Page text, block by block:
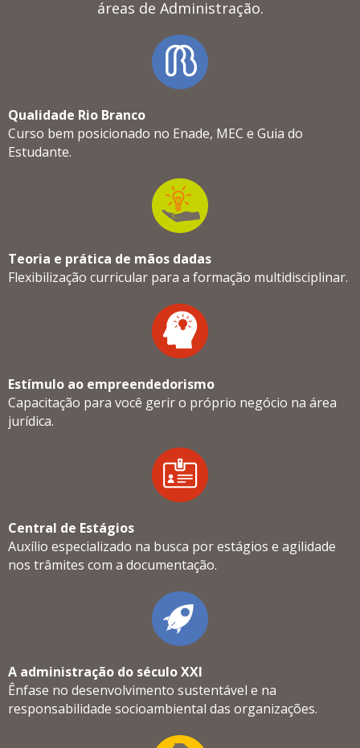
áreas de Administração.
Qualidade Rio Branco
Curso bem posicionado no Enade, MEC e Guia do
Estudante.
Teoria e prática de mãos dadas
Flexibilização curricular para a formação multidisciplinar.
Estímulo ao empreendedorismo
Capacitação para você gerir o próprio negócio na área
jurídica.
Central de Estágios
Auxílio especializado na busca por estágios e agilidade
nos trâmites com a documentação.
A administração do século XXI
Ênfase no desenvolvimento sustentável e na
responsabilidade socioambiental das organizações.